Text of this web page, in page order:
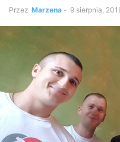
Przez Marzena - 9 sierpnia,